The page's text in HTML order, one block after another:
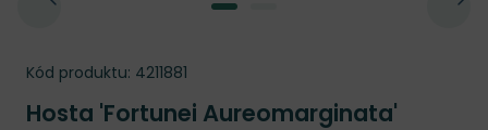
Kód produktu: 4211881
Hosta 'Fortunei Aureomarginata'